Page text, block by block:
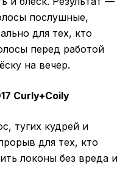
послушные,
для тех, кто
перед работой
на вечер.
Curly+Coily
тугих кудрей и
для тех, кто
локоны без вреда и